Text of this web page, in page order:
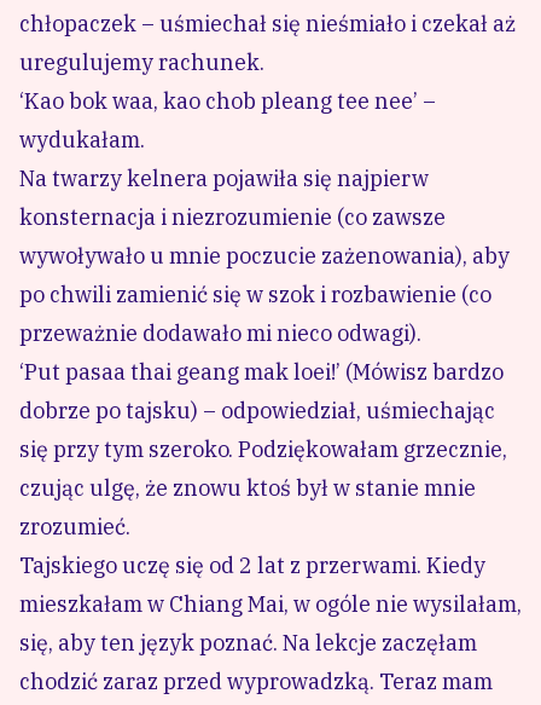
chłopaczek – uśmiechał się nieśmiało i czekał aż
uregulujemy rachunek.
‘Kao bok waa, kao chob pleang tee nee’ –
wydukałam.
Na twarzy kelnera pojawiła się najpierw
konsternacja i niezrozumienie (co zawsze
wywoływało u mnie poczucie zażenowania), aby
po chwili zamienić się w szok i rozbawienie (co
przeważnie dodawało mi nieco odwagi).
‘Put pasaa thai geang mak loei!’ (Mówisz bardzo
dobrze po tajsku) – odpowiedział, uśmiechając
się przy tym szeroko. Podziękowałam grzecznie,
czując ulgę, że znowu ktoś był w stanie mnie
zrozumieć.
Tajskiego uczę się od 2 lat z przerwami. Kiedy
mieszkałam w Chiang Mai, w ogóle nie wysilałam,
się, aby ten język poznać. Na lekcje zaczęłam
chodzić zaraz przed wyprowadzką. Teraz mam